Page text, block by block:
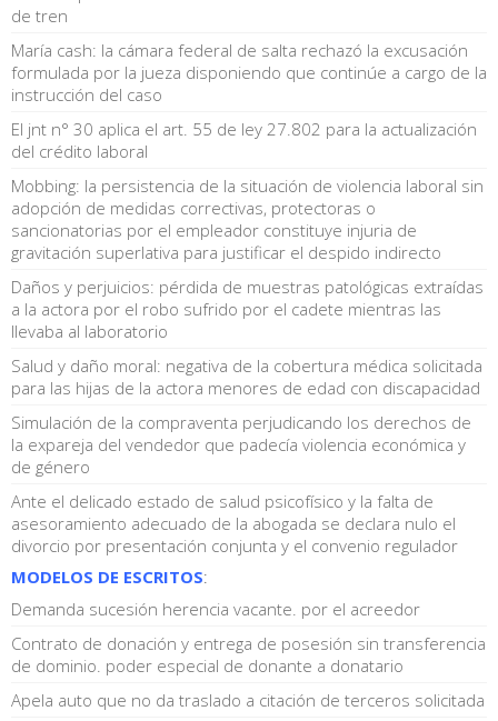
de tren
María cash: la cámara federal de salta rechazó la excusación
formulada por la jueza disponiendo que continúe a cargo de la
instrucción del caso
El jnt n° 30 aplica el art. 55 de ley 27.802 para la actualización
del crédito laboral
Mobbing: la persistencia de la situación de violencia laboral sin
adopción de medidas correctivas, protectoras o
sancionatorias por el empleador constituye injuria de
gravitación superlativa para justificar el despido indirecto
Daños y perjuicios: pérdida de muestras patológicas extraídas
a la actora por el robo sufrido por el cadete mientras las
llevaba al laboratorio
Salud y daño moral: negativa de la cobertura médica solicitada
para las hijas de la actora menores de edad con discapacidad
Simulación de la compraventa perjudicando los derechos de
la expareja del vendedor que padecía violencia económica y
de género
Ante el delicado estado de salud psicofísico y la falta de
asesoramiento adecuado de la abogada se declara nulo el
divorcio por presentación conjunta y el convenio regulador
MODELOS DE ESCRITOS:
Demanda sucesión herencia vacante. por el acreedor
Contrato de donación y entrega de posesión sin transferencia
de dominio. poder especial de donante a donatario
Apela auto que no da traslado a citación de terceros solicitada